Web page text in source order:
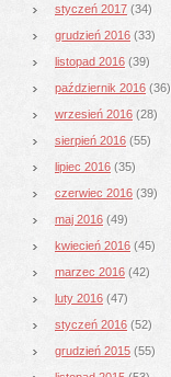
styczeń 2017 (34)
grudzień 2016 (33)
listopad 2016 (39)
październik 2016 (36)
wrzesień 2016 (28)
sierpień 2016 (55)
lipiec 2016 (35)
czerwiec 2016 (39)
maj 2016 (49)
kwiecień 2016 (45)
marzec 2016 (42)
luty 2016 (47)
styczeń 2016 (52)
grudzień 2015 (55)